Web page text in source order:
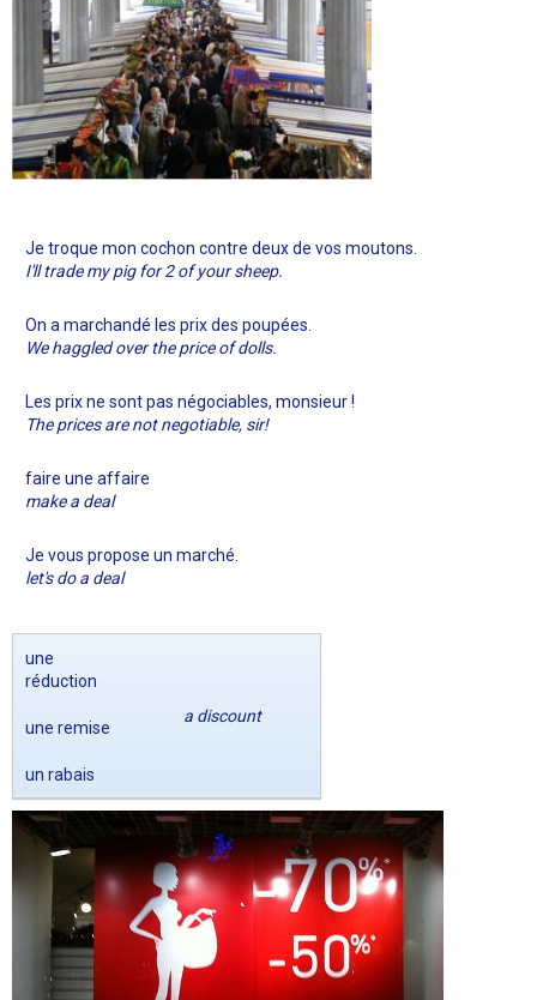
Je troque mon cochon contre deux de vos moutons.
I'll trade my pig for 2 of your sheep.
On a marchandé les prix des poupées.
We haggled over the price of dolls.
Les prix ne sont pas négociables, monsieur !
The prices are not negotiable, sir!
faire une affaire
make a deal
Je vous propose un marché.
let's do a deal
une
réduction
a discount
une remise
un rabais